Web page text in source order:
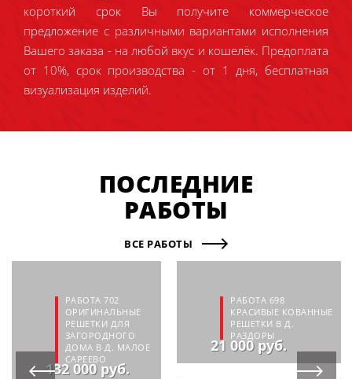
короткий срок Вы получите коммерческое
предложение с различными вариантами исполнения
Вашего заказа - на любой вкус и кошелёк. Предоплата
от 10%, срок производства - от 1 дня, бесплатная
визуализация изделий.
ПОСЛЕДНИЕ
РАБОТЫ
ВСЕ РАБОТЫ
РАБОТА 702
ОРИГИНАЛЬНЫЕ
РЕШЕТКИ ДЛЯ
ЗАГОРОДНОГО
ДОМА В Д. МАЛОЕ
САРЕЕВО
132 000 руб.
РАБОТА 698
КРАСИВЫЕ КОВАННЫЕ
РЕШЕТКИ В Д.
РАЗДОРЫ
21 000 руб.